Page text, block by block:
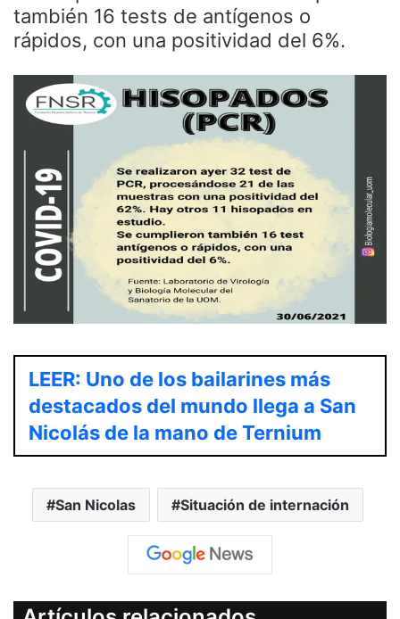
también 16 tests de antígenos o
rápidos, con una positividad del 6%.
LEER: Uno de los bailarines más
destacados del mundo llega a San
Nicolás de la mano de Ternium
San Nicolas Situación de internación